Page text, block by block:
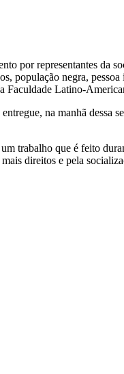
por representantes da
população negra,
Faculdade Latino-
na manhã dessa
trabalho que é feito
direitos e pela